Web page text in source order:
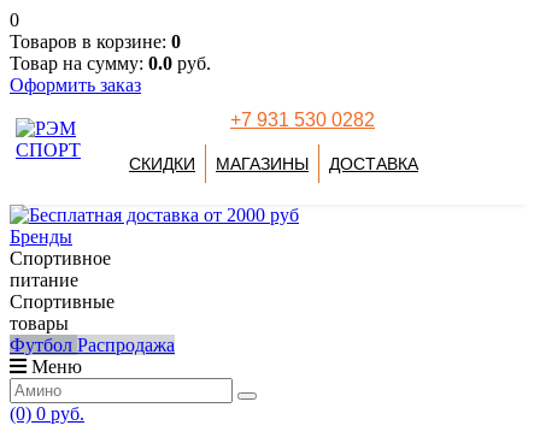
0
Товаров в корзине: 0
Товар на сумму: 0.0 руб.
Оформить заказ
+7 931 530 0282
СКИДКИ МАГАЗИНЫ ДОСТАВКА
Бренды
Спортивное
питание
Спортивные
товары
Футбол Распродажа
Меню
(0) 0 руб.